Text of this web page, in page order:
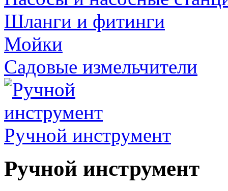
Шланги и фитинги
Мойки
Садовые измельчители
Ручной инструмент
Ручной инструмент